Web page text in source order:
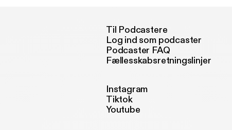
Til Podcastere
Log ind som podcaster
Podcaster FAQ
Fællesskabsretningslinjer
Instagram
Tiktok
Youtube